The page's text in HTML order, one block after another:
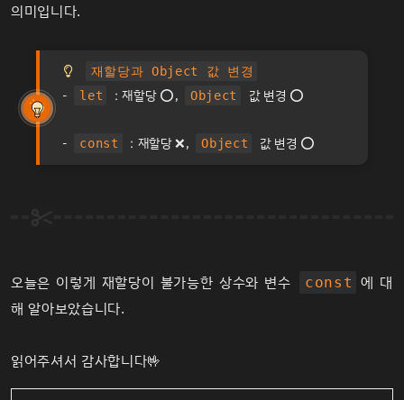
의미입니다.
재할당과 Object 값 변경
- let : 재할당 ⭕️, Object 값 변경 ⭕️
- const : 재할당 ❌, Object 값 변경 ⭕️
오늘은 이렇게 재할당이 불가능한 상수와 변수 const 에 대
해 알아보았습니다.
읽어주셔서 감사합니다🤟